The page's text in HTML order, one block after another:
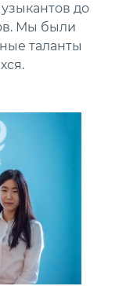
до
Мы были
таланты